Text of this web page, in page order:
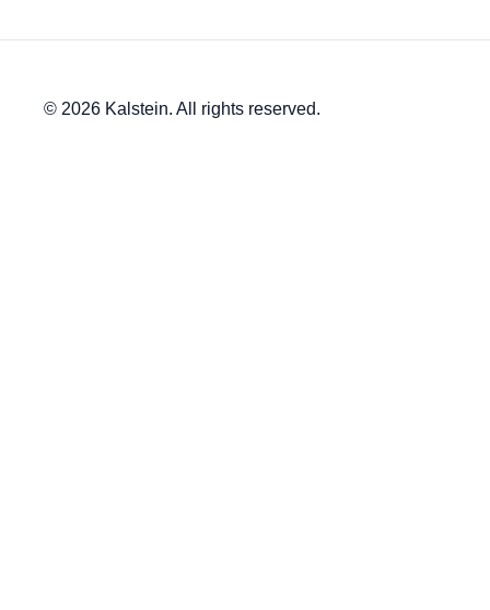
© 2026 Kalstein. All rights reserved.